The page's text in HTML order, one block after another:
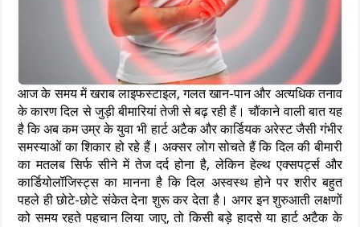
आज के समय में खराब लाइफस्टाइल, गलत खान-पान और अत्यधिक तनाव
के कारण दिल से जुड़ी बीमारियां तेजी से बढ़ रही हैं। चौंकाने वाली बात यह
है कि अब कम उम्र के युवा भी हार्ट अटैक और कार्डियक अरेस्ट जैसी गंभीर
समस्याओं का शिकार हो रहे हैं। अक्सर लोग सोचते हैं कि दिल की बीमारी
का मतलब सिर्फ सीने में तेज दर्द होना है, लेकिन हेल्थ एक्सपर्ट्स और
कार्डियोलॉजिस्ट्स का मानना है कि दिल अस्वस्थ होने पर शरीर बहुत
पहले ही छोटे-छोटे संकेत देना शुरू कर देता है। अगर इन शुरुआती लक्षणों
को समय रहते पहचान लिया जाए, तो किसी बड़े हादसे या हार्ट अटैक के